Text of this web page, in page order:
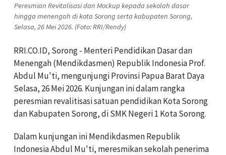
Peresmian Revitalisasi dan Mockup kepada sekolah dasar
hingga menengah di kota Sorong serta kabupaten Sorong,
Selasa, 26 Mei 2026. (Foto: RRI/Rendy)
RRI.CO.ID, Sorong - Menteri Pendidikan Dasar dan
Menengah (Mendikdasmen) Republik Indonesia Prof.
Abdul Mu'ti, mengunjungi Provinsi Papua Barat Daya
Selasa, 26 Mei 2026. Kunjungan ini dalam rangka
peresmian revalitisasi satuan pendidikan Kota Sorong
dan Kabupaten Sorong, di SMK Negeri 1 Kota Sorong.
Dalam kunjungan ini Mendikdasmen Republik
Indonesia Abdul Mu'ti, meresmikan sekolah penerima